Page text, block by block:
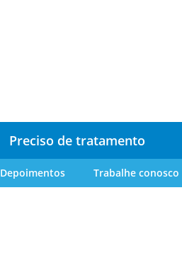
Preciso de tratamento
Depoimentos Trabalhe conosco